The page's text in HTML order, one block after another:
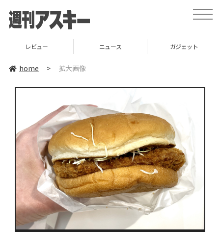
toggle
レビュー ニュース ガジェット
home > 拡大画像